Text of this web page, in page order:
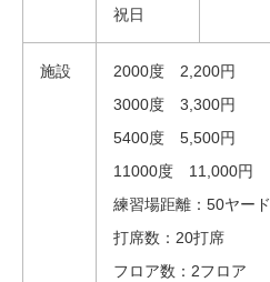
祝日
施設
2000度 2,200円
3000度 3,300円
5400度 5,500円
11000度 11,000円
練習場距離：50ヤード
打席数：20打席
フロア数：2フロア